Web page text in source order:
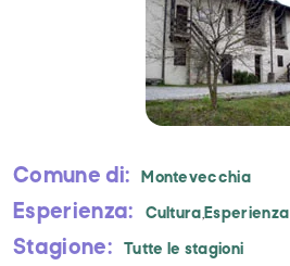
Shopping
Gusto
Comune di: Montevecchia
Esperienza: Cultura,Esperienza
Stagione: Tutte le stagioni